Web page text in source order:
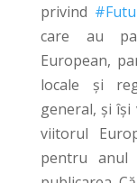
privind
care au
European,
locale și
general, și
viitorul
pentru